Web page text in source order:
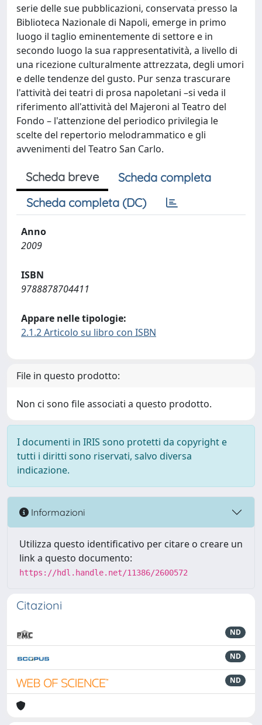
serie delle sue pubblicazioni, conservata presso la
Biblioteca Nazionale di Napoli, emerge in primo
luogo il taglio eminentemente di settore e in
secondo luogo la sua rappresentatività, a livello di
una ricezione culturalmente attrezzata, degli umori
e delle tendenze del gusto. Pur senza trascurare
l'attività dei teatri di prosa napoletani –si veda il
riferimento all'attività del Majeroni al Teatro del
Fondo – l'attenzione del periodico privilegia le
scelte del repertorio melodrammatico e gli
avvenimenti del Teatro San Carlo.
Scheda breve
Scheda completa
Scheda completa (DC)
Anno
2009
ISBN
9788878704411
Appare nelle tipologie:
2.1.2 Articolo su libro con ISBN
File in questo prodotto:
Non ci sono file associati a questo prodotto.
I documenti in IRIS sono protetti da copyright e
tutti i diritti sono riservati, salvo diversa
indicazione.
Informazioni
Utilizza questo identificativo per citare o creare un
link a questo documento:
https://hdl.handle.net/11386/2600572
Citazioni
ND
ND
ND